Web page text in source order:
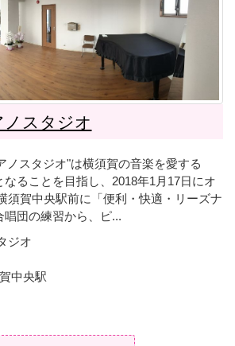
スタジオ
ノスタジオ"は横須賀の音楽を愛する
ることを目指し、2018年1月17日にオ
須賀中央駅前に「便利・快適・リーズナ
唱団の練習から、ピ...
ジオ
中央駅